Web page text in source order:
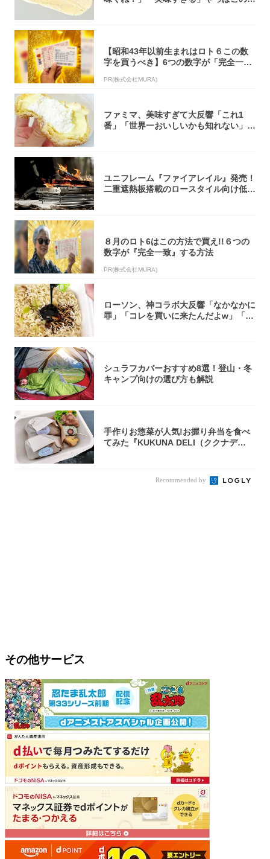
【昭和43年以前生まれはロト６この数
字を買うべき】6つの数字が「完全一
PR(株式会社MURA)
ファミマ、美味すぎて大反響「これ1
番」「世界一おいしいかも知れない」
ユニフレーム『ファイアレイル』発売！
二重遮熱板搭載のロースタイル向け低型
８月のロト6はこの方法で買え!!６つの
数字が『完全一致』する方法
PR(株式会社MURA)
ローソン、神コラボ大反響「なかなかに
罪」「コレを買いに来たんだよw」「３
シュラフカバーおすすめ8選！登山・冬
キャンプ向けの選び方も解説
手作りお惣菜が人気!お握り弁当を食べ
てみた『KUKUNA DELI（ククナデ
Recommended by
その他サービス